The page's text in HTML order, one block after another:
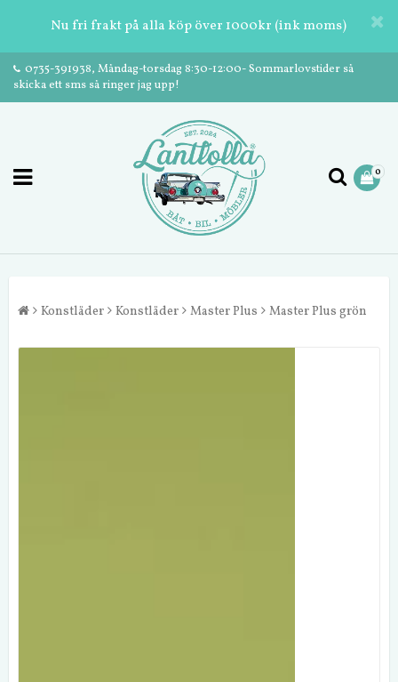
Nu fri frakt på alla köp över 1000kr (ink moms)
0735-391938, Måndag-torsdag 8:30-12:00- Sommarlovstider så
skicka ett sms så ringer jag upp!
0
Konstläder Konstläder Master Plus Master Plus grön